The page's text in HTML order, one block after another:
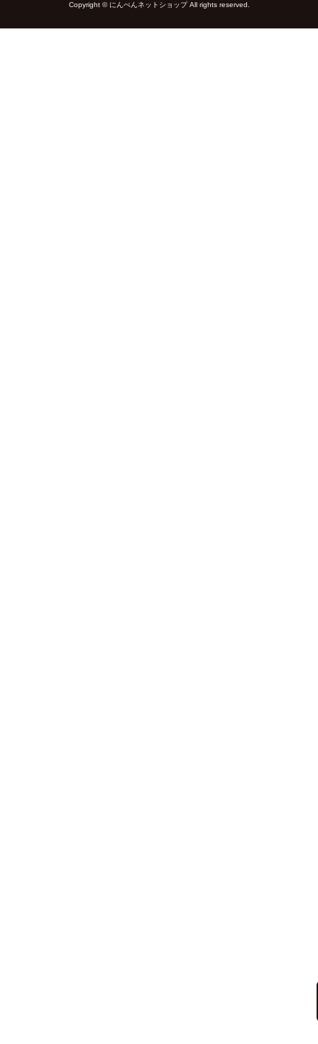
Copyright © にんべんネットショップ All rights reserved.